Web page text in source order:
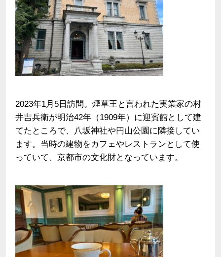
2023年1月5日訪問。煙草王と言われた実業家の村
井吉兵衛が明治42年（1909年）に迎賓館として建
てたところで、八坂神社や円山公園に隣接してい
ます。当時の建物をカフェやレストランとして使
っていて、京都市の文化財となっています。